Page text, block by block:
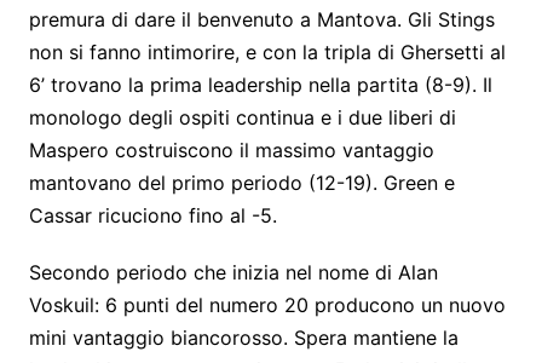
premura di dare il benvenuto a Mantova. Gli Stings
non si fanno intimorire, e con la tripla di Ghersetti al
6’ trovano la prima leadership nella partita (8-9). Il
monologo degli ospiti continua e i due liberi di
Maspero costruiscono il massimo vantaggio
mantovano del primo periodo (12-19). Green e
Cassar ricuciono fino al -5.
Secondo periodo che inizia nel nome di Alan
Voskuil: 6 punti del numero 20 producono un nuovo
mini vantaggio biancorosso. Spera mantiene la